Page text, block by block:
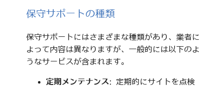
保守サポートの種類
保守サポートにはさまざまな種類があり、業者に
よって内容は異なりますが、一般的には以下のよ
うなサービスが含まれます。
定期メンテナンス: 定期的にサイトを点検